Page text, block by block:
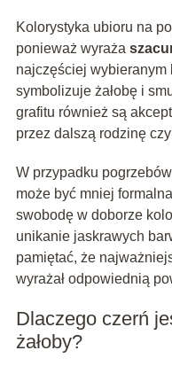
Kolorystyka ubioru na
ponieważ wyraża
najczęściej wybieranym
symbolizuje żałobę i
grafitu również są
przez dalszą rodzinę
W przypadku
może być mniej
swobodę w doborze
unikanie jaskrawych
pamiętać, że
wyrażał odpowiednią
Dlaczego czerń
żałoby?